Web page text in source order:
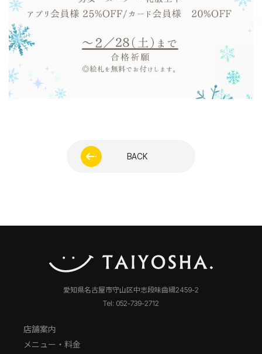
BACK
愛知県名古屋市守山区中志段味曲綴2459-2
Tel: 052-739-2712
店舗案内
メニュー・料金